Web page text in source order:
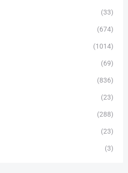
(33)
(674)
(1014)
(69)
(836)
(23)
(288)
(23)
(3)